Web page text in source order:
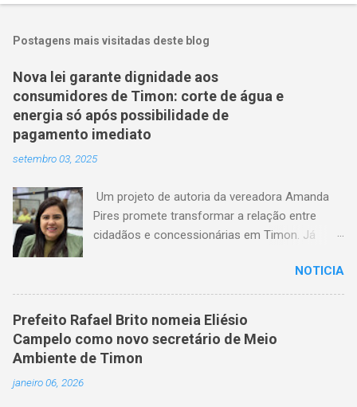
Postagens mais visitadas deste blog
Nova lei garante dignidade aos
consumidores de Timon: corte de água e
energia só após possibilidade de
pagamento imediato
setembro 03, 2025
Um projeto de autoria da vereadora Amanda
Pires promete transformar a relação entre
cidadãos e concessionárias em Timon. Já
estabelece que consumidores terão o direito
de quitar seus débitos de água e energia
elétrica no momento anterior ao corte do
serviço — garantindo mais dignidade e evitando
que famílias fiquem sem itens essenciais em
NOTICIA
Prefeito Rafael Brito nomeia Eliésio
Campelo como novo secretário de Meio
Ambiente de Timon
janeiro 06, 2026